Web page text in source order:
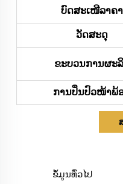
ບົດສະເໜີລາຄາ
ວັດສະດຸ
ຂະບວນການຜະ
ການປິ່ນປົວໜ້າພ້
ຂໍ້ມູນທົ່ວໄປ